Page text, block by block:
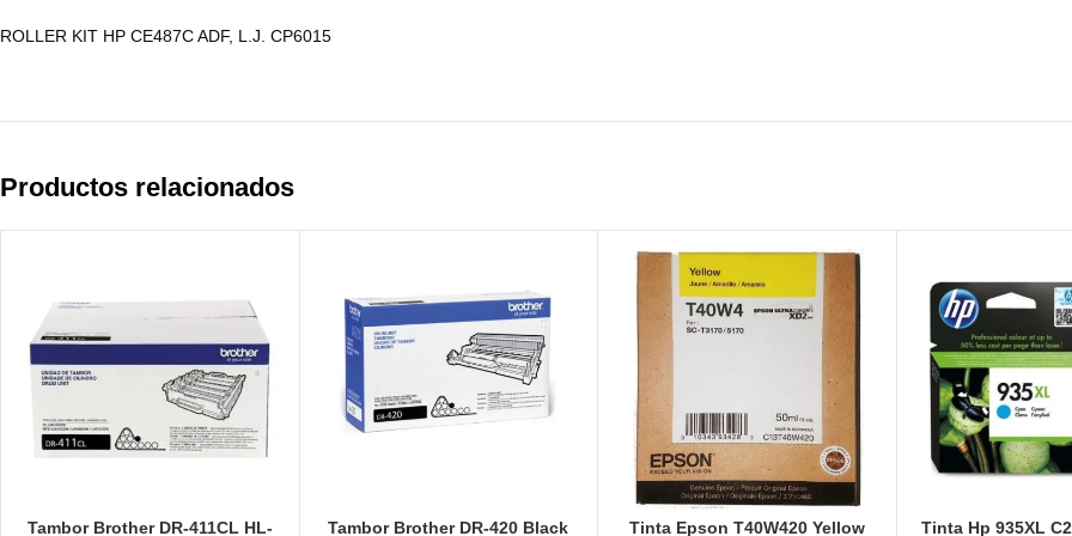
ROLLER KIT HP CE487C ADF, L.J. CP6015
Productos relacionados
Tambor Brother DR-411CL HL-
Tambor Brother DR-420 Black
Tinta Epson T40W420 Yellow
Tinta Hp 935XL